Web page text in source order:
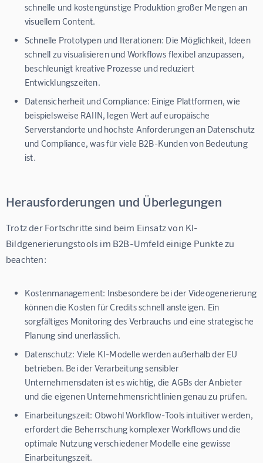
schnelle und kostengünstige Produktion großer Mengen an
visuellem Content.
Schnelle Prototypen und Iterationen: Die Möglichkeit, Ideen
schnell zu visualisieren und Workflows flexibel anzupassen,
beschleunigt kreative Prozesse und reduziert
Entwicklungszeiten.
Datensicherheit und Compliance: Einige Plattformen, wie
beispielsweise RAIIN, legen Wert auf europäische
Serverstandorte und höchste Anforderungen an Datenschutz
und Compliance, was für viele B2B-Kunden von Bedeutung
ist.
Herausforderungen und Überlegungen
Trotz der Fortschritte sind beim Einsatz von KI-
Bildgenerierungstools im B2B-Umfeld einige Punkte zu
beachten:
Kostenmanagement: Insbesondere bei der Videogenerierung
können die Kosten für Credits schnell ansteigen. Ein
sorgfältiges Monitoring des Verbrauchs und eine strategische
Planung sind unerlässlich.
Datenschutz: Viele KI-Modelle werden außerhalb der EU
betrieben. Bei der Verarbeitung sensibler
Unternehmensdaten ist es wichtig, die AGBs der Anbieter
und die eigenen Unternehmensrichtlinien genau zu prüfen.
Einarbeitungszeit: Obwohl Workflow-Tools intuitiver werden,
erfordert die Beherrschung komplexer Workflows und die
optimale Nutzung verschiedener Modelle eine gewisse
Einarbeitungszeit.